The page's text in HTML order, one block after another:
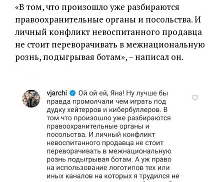
«В том, что произошло уже разбираются
правоохранительные органы и посольства. И
личный конфликт невоспитанного продавца
не стоит переворачивать в межнациональную
рознь, подыгрывая ботам», – написал он.